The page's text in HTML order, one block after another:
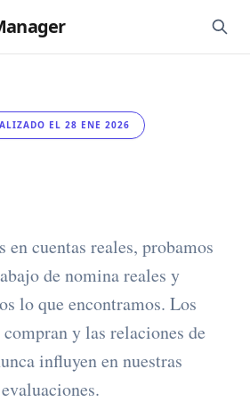
EL 28 ENE 2026
en cuentas reales, probamos
de nomina reales y
lo que encontramos. Los
y las relaciones de
influyen en nuestras
evaluaciones.